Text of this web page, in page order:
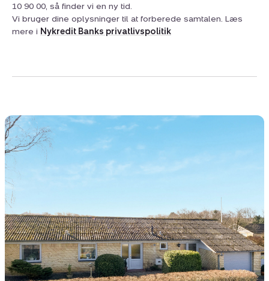
10 90 00, så finder vi en ny tid.
Vi bruger dine oplysninger til at forberede samtalen. Læs
mere i Nykredit Banks privatlivspolitik